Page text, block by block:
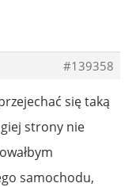
#139358
się taką
strony nie
samochodu,